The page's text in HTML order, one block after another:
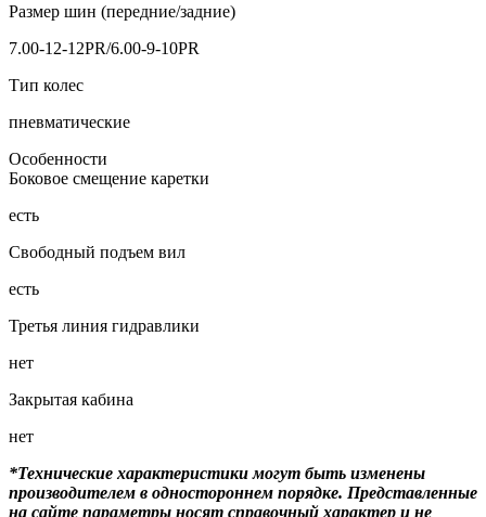
Размер шин (передние/задние)
7.00-12-12PR/6.00-9-10PR
Тип колес
пневматические
Особенности
Боковое смещение каретки
есть
Свободный подъем вил
есть
Третья линия гидравлики
нет
Закрытая кабина
нет
*Технические характеристики могут быть изменены
производителем в одностороннем порядке. Представленные
на сайте параметры носят справочный характер и не